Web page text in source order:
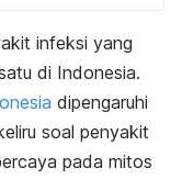
infeksi yang
di Indonesia.
dipengaruhi
soal penyakit
pada mitos